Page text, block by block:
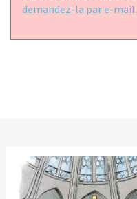
demandez-la par e-mail.